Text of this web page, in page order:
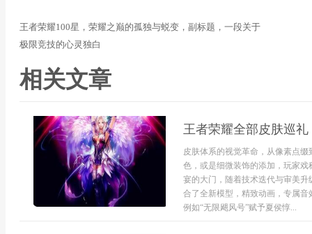
王者荣耀100星，荣耀之巅的孤独与蜕变，副标题，一段关于
极限竞技的心灵独白
相关文章
王者荣耀全部皮肤巡
皮肤体系的视觉革命，从像素点
色，或是细微装饰的添加，玩家
宴的大门，随着技术迭代与审美
合了全新模型，精致动画，专属
例如“无限飓风号”赋予夏侯惇...